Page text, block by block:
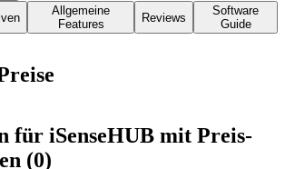
Allgemeine
Features
Reviews
Software
Guide
für iSenseHUB mit Preis-
(0)